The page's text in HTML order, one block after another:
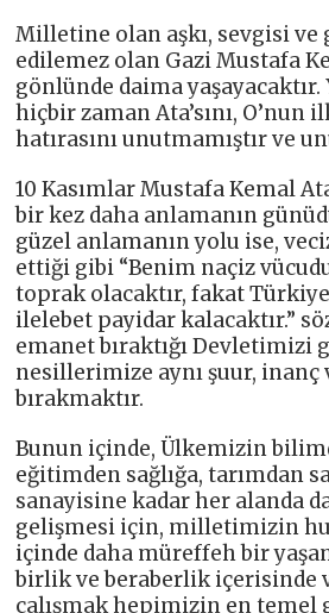
Milletine olan aşkı, sevgisi
edilemez olan Gazi Mustafa
gönlünde daima
hiçbir zaman Ata’sını, O’nun
hatırasını unutmamıştır ve
10 Kasımlar Mustafa Kemal
bir kez daha anlamanın
güzel anlamanın yolu ise,
ettiği gibi “Benim naçiz
toprak olacaktır, fakat
ilelebet payidar kalacaktır.”
emanet bıraktığı Devletimizi
nesillerimize aynı şuur, inanç
bırakmaktır.
Bunun içinde, Ülkemizin
eğitimden sağlığa, tarımdan
sanayisine kadar her alanda
gelişmesi için, milletimizin
içinde daha müreffeh bir
birlik ve beraberlik içerisinde
çalışmak hepimizin en temel